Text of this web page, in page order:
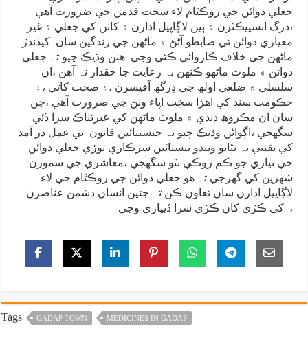
جعلي دوائن جي روڪٿام لاء سخت قدمن جي ضرورت آھي
،ڊرگ انسپيڪٽرن ۽ ٻين لاڳاپيل ادارن ۽ کاتن کي جعلي ۽ غير
معياري دوائن تي ضابطو آڻڻ ۽ ماڻھن جي زندگين سان کيڏندڙ
ماڻھن جي خلاف ڪاروائي ڪئي وڃي ھنن وڌيڪ چيو تہ جعلي
دوائن ۾ ملوث ماڻھو ڪنھن بہ رعايت جا حقدار نہ آھن ،ان
سلسلي ۾ ضلعي اولھ جي ڊرگھ آفيسرن ،۽ صحت کاتي ،۽
حڪومت سنڌ کي اھڙا سخت اپاء وٺڻ جي ضرورت آھي ،جن
سان ان مڪروھ ڌنڌي ۾ ملوث ماڻھن کي عبرتناڪ سزا ڏئي
سگھجي ،اڳواڻن وڌيڪ چيو تہ جيسيتائين قانون تي عمل در آمد
کي يقيني نہ بڻايو ويندو تيستائين سرڪاري توڙي جعلي دوائن
جي تياري جو ڪم روڪي نٿو سگھجي ،معاشري جي سمورن
شھرين کي گھرجي تہ ھو جعلي دوائن جي روڪٿام جي لاء
لاڳاپيل ادارن سان تعاون ڪن تہ جئين انسان دشمن عناصرن
کي ڪڙي کان ڪڙي سزا ڏيياري وڃي ،
Tags GADAP TOWN MEDICINES IN GADAP